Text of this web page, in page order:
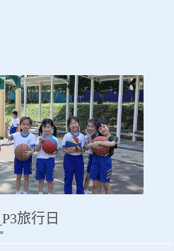
旅行日